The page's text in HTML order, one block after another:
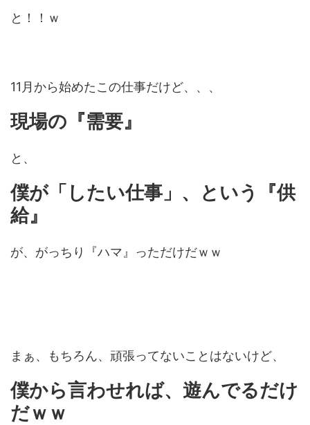
と！！ｗ
11月から始めたこの仕事だけど、、、
現場の『需要』
と、
僕が「したい仕事」、という『供
給』
が、がっちり『ハマ』っただけだｗｗ
まぁ、もちろん、頑張ってないことはないけど、
僕から言わせれば、遊んでるだけ
だｗｗ